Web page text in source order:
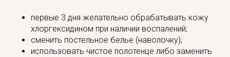
первые 3 дня желательно обрабатывать кожу
хлоргексидином при наличии воспалений;
сменить постельное белье (наволочку);
использовать чистое полотенце либо заменить